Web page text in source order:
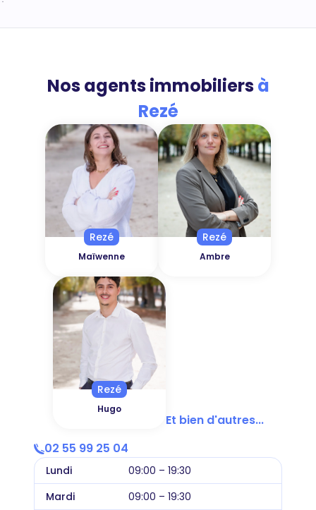
Nos agents immobiliersà
Rezé
Rezé
Maïwenne
Rezé
Ambre
Rezé
Hugo
Et bien d'autres...
02 55 99 25 04
Lundi
09:00 – 19:30
Mardi
09:00 – 19:30